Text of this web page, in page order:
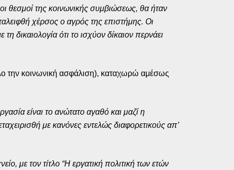
θεσμοί της κοινωνικής συμβιώσεως, θα ήταν
χέρσος ο αγρός της επιστήμης. Οι
δικαιολογία ότι το ισχύον δίκαιον περνάει
την κοινωνική ασφάλιση), καταχωρώ αμέσως
είναι το ανώτατο αγαθό και μαζί η
με κανόνες εντελώς διαφορετικούς απ’
με τον τίτλο “Η εργατική πολιτική των ετών